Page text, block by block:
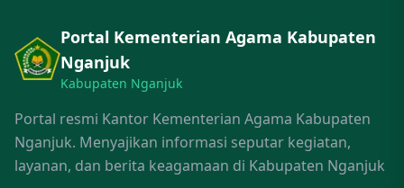
Portal Kementerian Agama Kabupaten
Nganjuk
Kabupaten Nganjuk
Portal resmi Kantor Kementerian Agama Kabupaten
Nganjuk. Menyajikan informasi seputar kegiatan,
layanan, dan berita keagamaan di Kabupaten Nganjuk